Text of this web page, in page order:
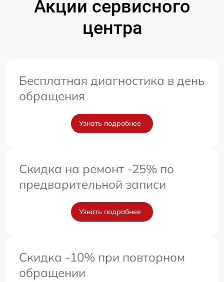
Акции сервисного
центра
Бесплатная диагностика в день
обращения
Узнать подробнее
Скидка на ремонт -25% по
предварительной записи
Узнать подробнее
Скидка -10% при повторном
обращении